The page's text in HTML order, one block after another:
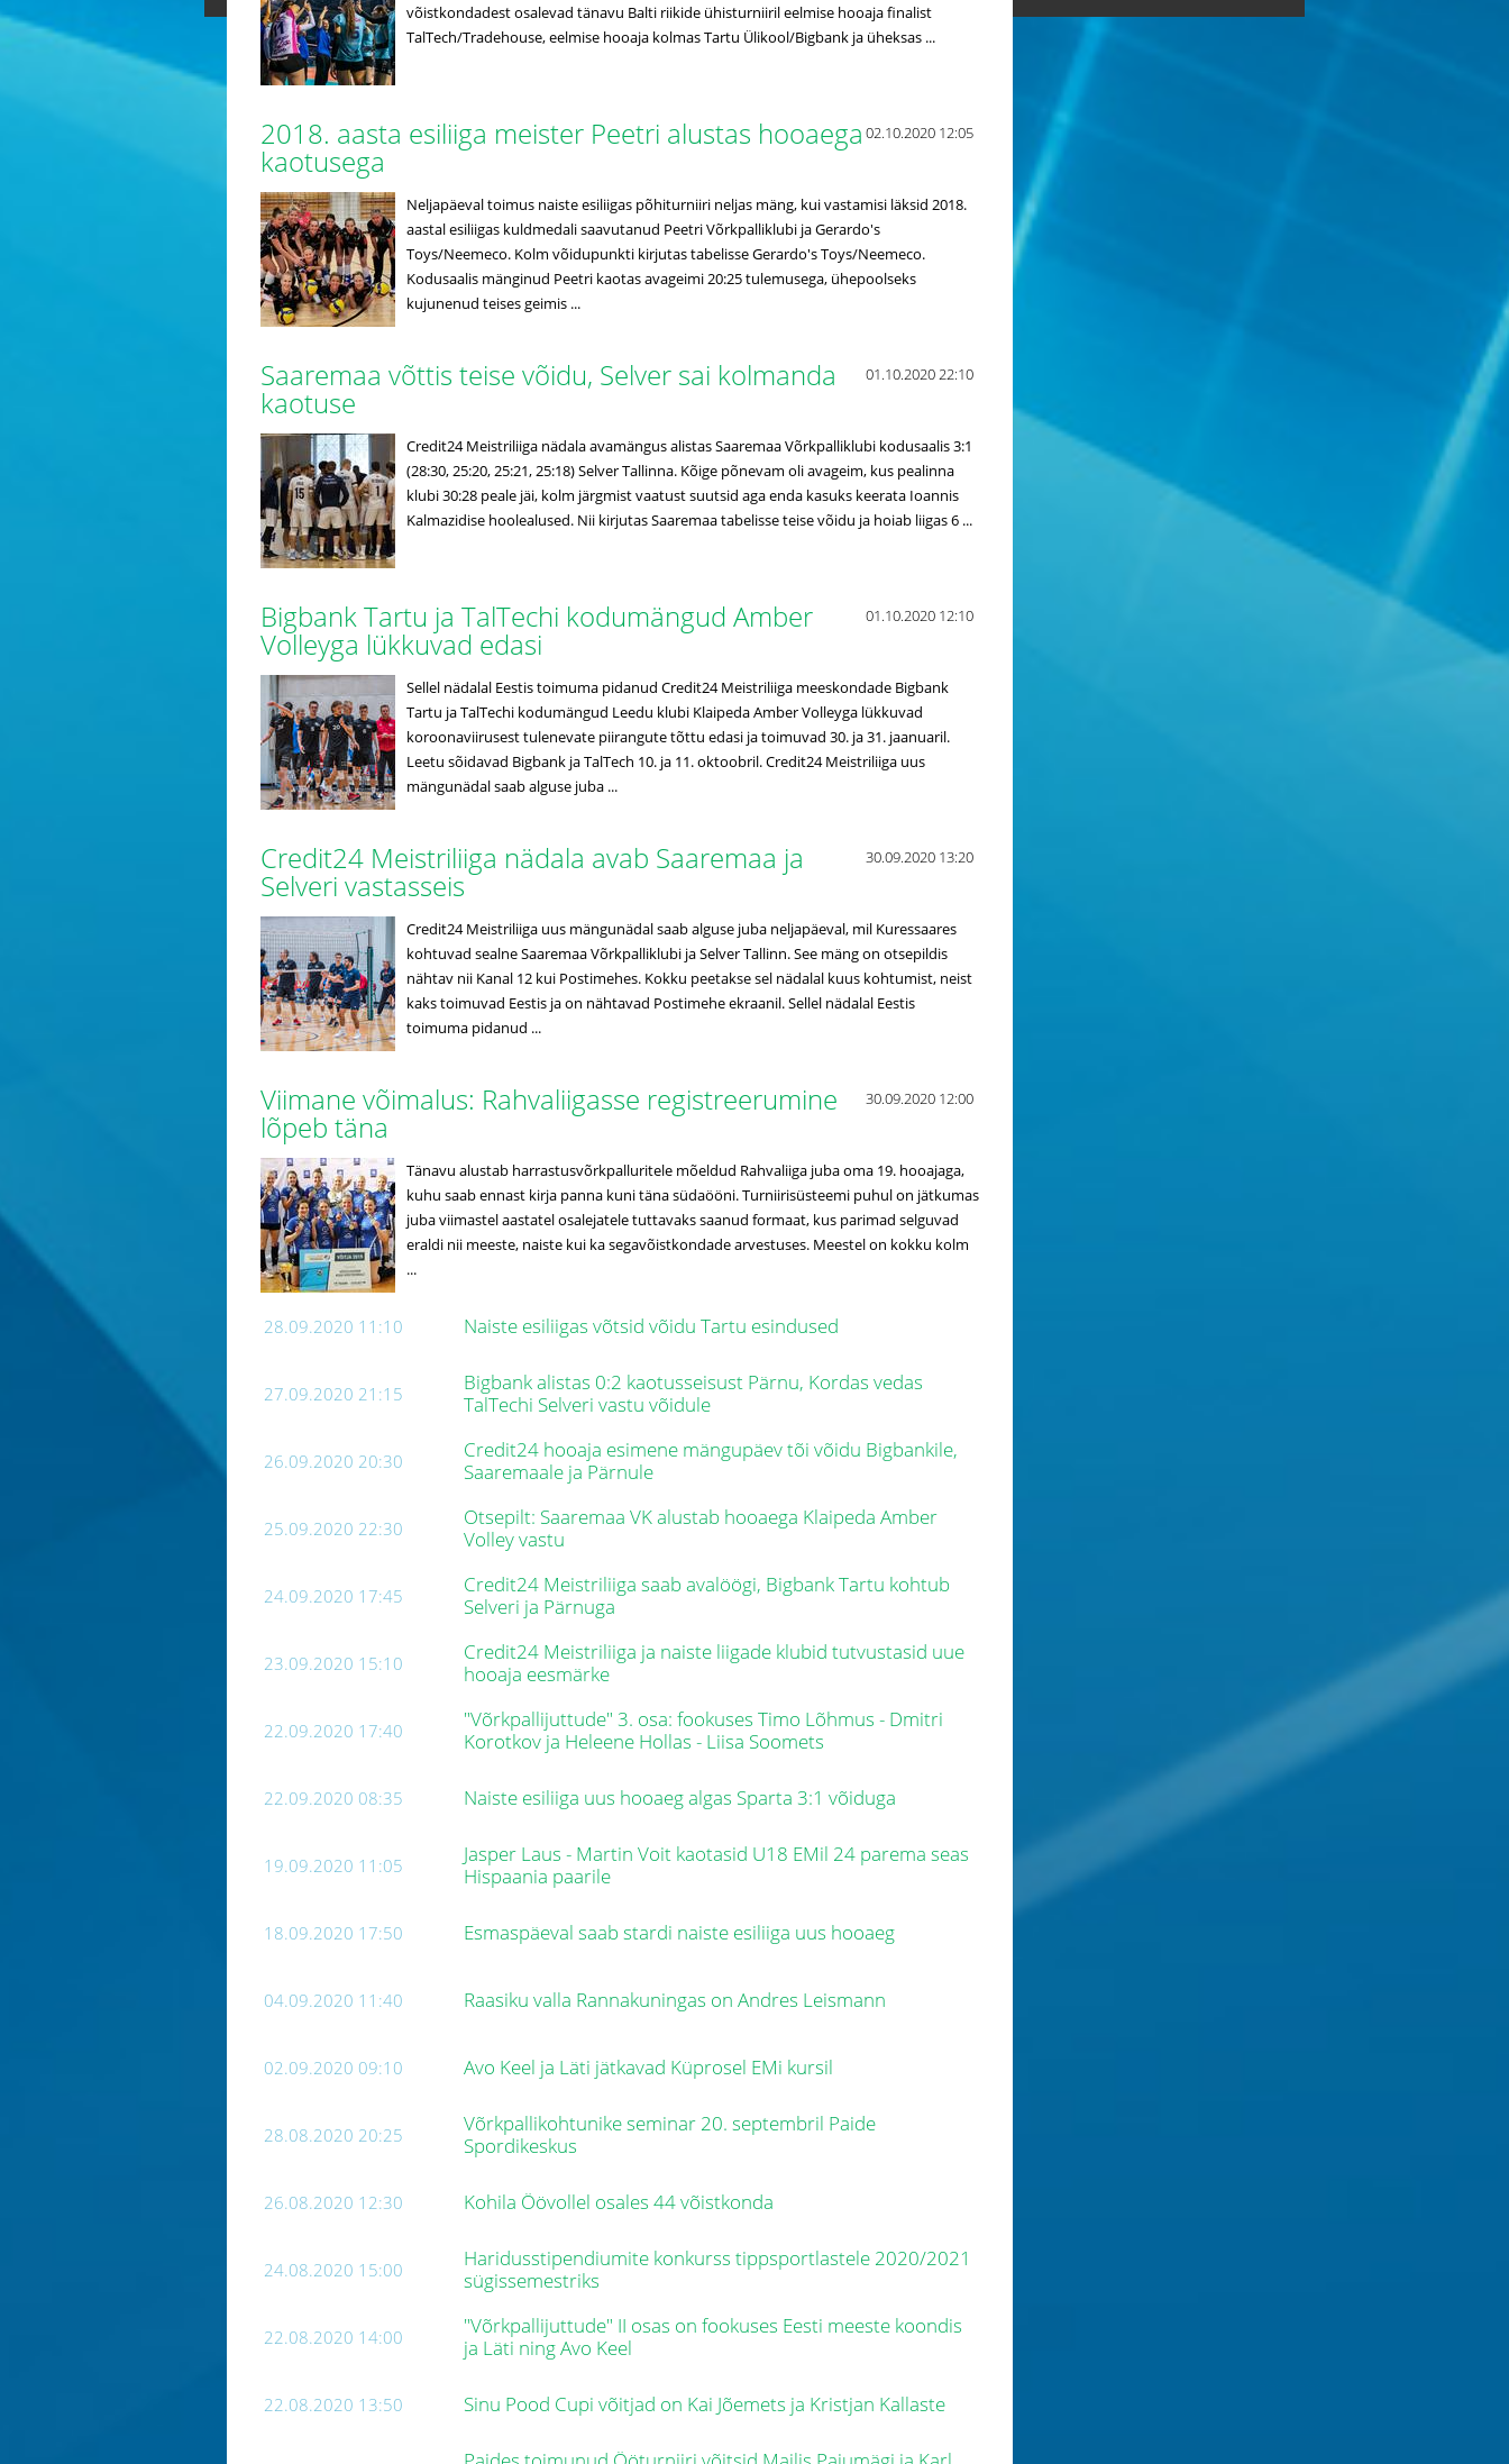
võistkondadest osalevad tänavu Balti riikide ühisturniiril eelmise hooaja finalist
TalTech/Tradehouse, eelmise hooaja kolmas Tartu Ülikool/Bigbank ja üheksas ...
02.10.2020 12:05
2018. aasta esiliiga meister Peetri alustas hooaega
kaotusega
Neljapäeval toimus naiste esiliigas põhiturniiri neljas mäng, kui vastamisi läksid 2018.
aastal esiliigas kuldmedali saavutanud Peetri Võrkpalliklubi ja Gerardo's
Toys/Neemeco. Kolm võidupunkti kirjutas tabelisse Gerardo's Toys/Neemeco.
Kodusaalis mänginud Peetri kaotas avageimi 20:25 tulemusega, ühepoolseks
kujunenud teises geimis ...
01.10.2020 22:10
Saaremaa võttis teise võidu, Selver sai kolmanda
kaotuse
Credit24 Meistriliiga nädala avamängus alistas Saaremaa Võrkpalliklubi kodusaalis 3:1
(28:30, 25:20, 25:21, 25:18) Selver Tallinna. Kõige põnevam oli avageim, kus pealinna
klubi 30:28 peale jäi, kolm järgmist vaatust suutsid aga enda kasuks keerata Ioannis
Kalmazidise hoolealused. Nii kirjutas Saaremaa tabelisse teise võidu ja hoiab liigas 6 ...
01.10.2020 12:10
Bigbank Tartu ja TalTechi kodumängud Amber
Volleyga lükkuvad edasi
Sellel nädalal Eestis toimuma pidanud Credit24 Meistriliiga meeskondade Bigbank
Tartu ja TalTechi kodumängud Leedu klubi Klaipeda Amber Volleyga lükkuvad
koroonaviirusest tulenevate piirangute tõttu edasi ja toimuvad 30. ja 31. jaanuaril.
Leetu sõidavad Bigbank ja TalTech 10. ja 11. oktoobril. Credit24 Meistriliiga uus
mängunädal saab alguse juba ...
30.09.2020 13:20
Credit24 Meistriliiga nädala avab Saaremaa ja
Selveri vastasseis
Credit24 Meistriliiga uus mängunädal saab alguse juba neljapäeval, mil Kuressaares
kohtuvad sealne Saaremaa Võrkpalliklubi ja Selver Tallinn. See mäng on otsepildis
nähtav nii Kanal 12 kui Postimehes. Kokku peetakse sel nädalal kuus kohtumist, neist
kaks toimuvad Eestis ja on nähtavad Postimehe ekraanil. Sellel nädalal Eestis
toimuma pidanud ...
30.09.2020 12:00
Viimane võimalus: Rahvaliigasse registreerumine
lõpeb täna
Tänavu alustab harrastusvõrkpalluritele mõeldud Rahvaliiga juba oma 19. hooajaga,
kuhu saab ennast kirja panna kuni täna südaööni. Turniirisüsteemi puhul on jätkumas
juba viimastel aastatel osalejatele tuttavaks saanud formaat, kus parimad selguvad
eraldi nii meeste, naiste kui ka segavõistkondade arvestuses. Meestel on kokku kolm
...
28.09.2020 11:10 Naiste esiliigas võtsid võidu Tartu esindused
27.09.2020 21:15
Bigbank alistas 0:2 kaotusseisust Pärnu, Kordas vedas
TalTechi Selveri vastu võidule
26.09.2020 20:30
Credit24 hooaja esimene mängupäev tõi võidu Bigbankile,
Saaremaale ja Pärnule
25.09.2020 22:30
Otsepilt: Saaremaa VK alustab hooaega Klaipeda Amber
Volley vastu
24.09.2020 17:45
Credit24 Meistriliiga saab avalöögi, Bigbank Tartu kohtub
Selveri ja Pärnuga
23.09.2020 15:10
Credit24 Meistriliiga ja naiste liigade klubid tutvustasid uue
hooaja eesmärke
22.09.2020 17:40
"Võrkpallijuttude" 3. osa: fookuses Timo Lõhmus - Dmitri
Korotkov ja Heleene Hollas - Liisa Soomets
22.09.2020 08:35 Naiste esiliiga uus hooaeg algas Sparta 3:1 võiduga
19.09.2020 11:05
Jasper Laus - Martin Voit kaotasid U18 EMil 24 parema seas
Hispaania paarile
18.09.2020 17:50 Esmaspäeval saab stardi naiste esiliiga uus hooaeg
04.09.2020 11:40 Raasiku valla Rannakuningas on Andres Leismann
02.09.2020 09:10 Avo Keel ja Läti jätkavad Küprosel EMi kursil
28.08.2020 20:25
Võrkpallikohtunike seminar 20. septembril Paide
Spordikeskus
26.08.2020 12:30 Kohila Öövollel osales 44 võistkonda
24.08.2020 15:00
Haridusstipendiumite konkurss tippsportlastele 2020/2021
sügissemestriks
22.08.2020 14:00
"Võrkpallijuttude" II osas on fookuses Eesti meeste koondis
ja Läti ning Avo Keel
22.08.2020 13:50 Sinu Pood Cupi võitjad on Kai Jõemets ja Kristjan Kallaste